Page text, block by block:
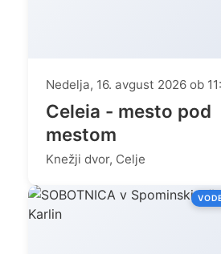
Nedelja, 16. avgust 2026 ob
Celeia - mesto pod
mestom
Knežji dvor, Celje